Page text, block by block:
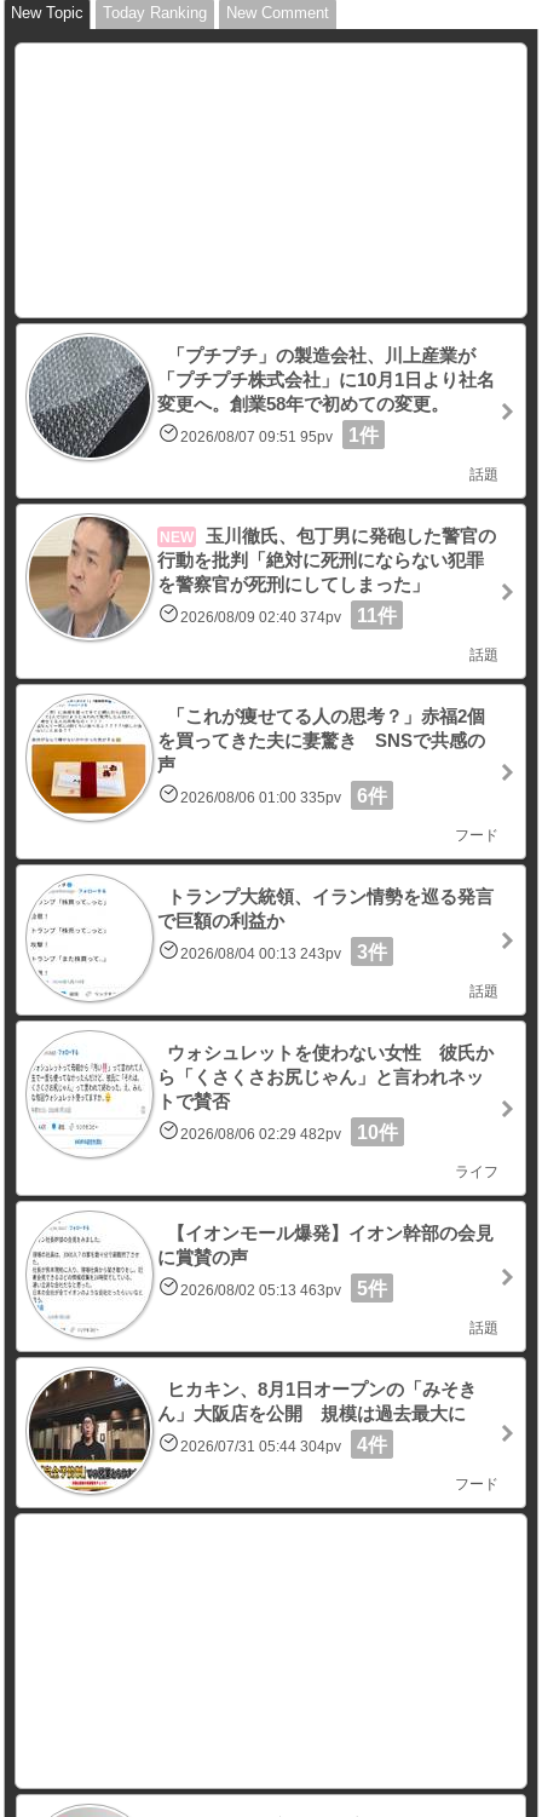
New Topic Today Ranking New Comment
「プチプチ」の製造会社、川上産業が
「プチプチ株式会社」に10月1日より社名
変更へ。創業58年で初めての変更。
2026/08/07 09:51 95pv 1件
話題
NEW
玉川徹氏、包丁男に発砲した警官の
行動を批判「絶対に死刑にならない犯罪
を警察官が死刑にしてしまった」
2026/08/09 02:40 374pv 11件
話題
「これが痩せてる人の思考？」赤福2個
を買ってきた夫に妻驚き SNSで共感の
声
2026/08/06 01:00 335pv 6件
フード
トランプ大統領、イラン情勢を巡る発言
で巨額の利益か
2026/08/04 00:13 243pv 3件
話題
ウォシュレットを使わない女性 彼氏か
ら「くさくさお尻じゃん」と言われネッ
トで賛否
2026/08/06 02:29 482pv 10件
ライフ
【イオンモール爆発】イオン幹部の会見
に賞賛の声
2026/08/02 05:13 463pv 5件
話題
ヒカキン、8月1日オープンの「みそき
ん」大阪店を公開 規模は過去最大に
2026/07/31 05:44 304pv 4件
フード